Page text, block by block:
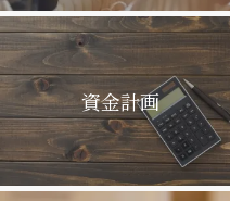
資金計画